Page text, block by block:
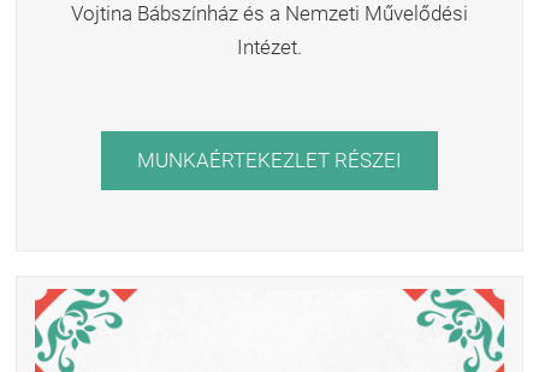
Vojtina Bábszínház és a Nemzeti Művelődési
Intézet.
MUNKAÉRTEKEZLET RÉSZEI